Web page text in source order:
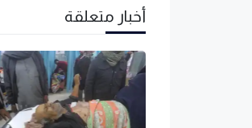
أخبار متعلقة